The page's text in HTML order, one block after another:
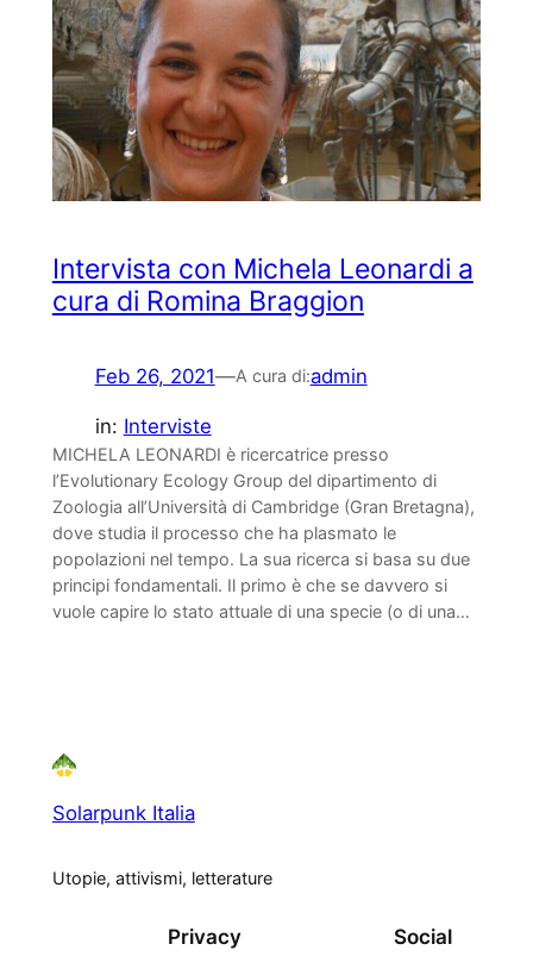
Intervista con Michela Leonardi a
cura di Romina Braggion
Feb 26, 2021—A cura di:admin
in: Interviste
MICHELA LEONARDI è ricercatrice presso
l’Evolutionary Ecology Group del dipartimento di
Zoologia all’Università di Cambridge (Gran Bretagna),
dove studia il processo che ha plasmato le
popolazioni nel tempo. La sua ricerca si basa su due
principi fondamentali. Il primo è che se davvero si
vuole capire lo stato attuale di una specie (o di una…
Solarpunk Italia
Utopie, attivismi, letterature
Privacy Social